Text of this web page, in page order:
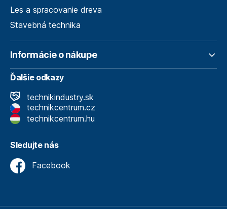
Les a spracovanie dreva
Stavebná technika
Informácie o nákupe
Ďalšie odkazy
technikindustry.sk
technikcentrum.cz
technikcentrum.hu
Sledujte nás
Facebook